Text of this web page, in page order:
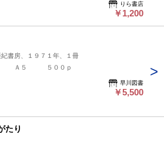
りら書店
￥1,200
書房、１９７１年、１冊
Ａ５ ５００ｐ
早川図書
￥5,500
たり